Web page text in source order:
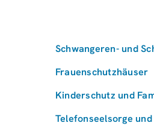
Schwangeren- und
Frauenschutzhäuser
Kinderschutz und
Telefonseelsorge